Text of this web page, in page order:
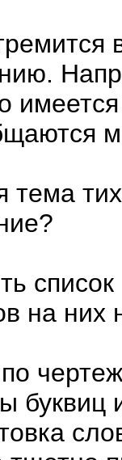
тема
на них
буквиц